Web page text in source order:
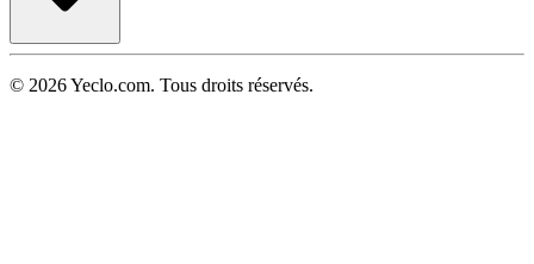
© 2026 Yeclo.com. Tous droits réservés.